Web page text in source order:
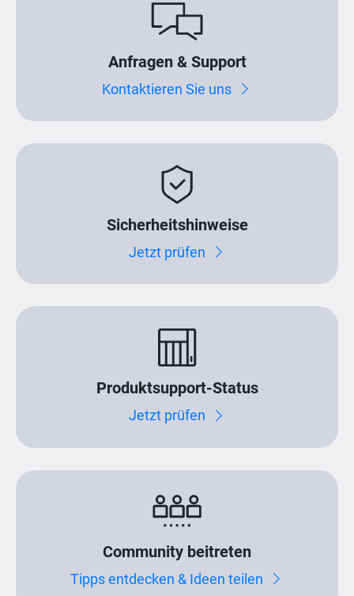
Anfragen & Support
Kontaktieren Sie uns
Sicherheitshinweise
Jetzt prüfen
Produktsupport-Status
Jetzt prüfen
Community beitreten
Tipps entdecken & Ideen teilen